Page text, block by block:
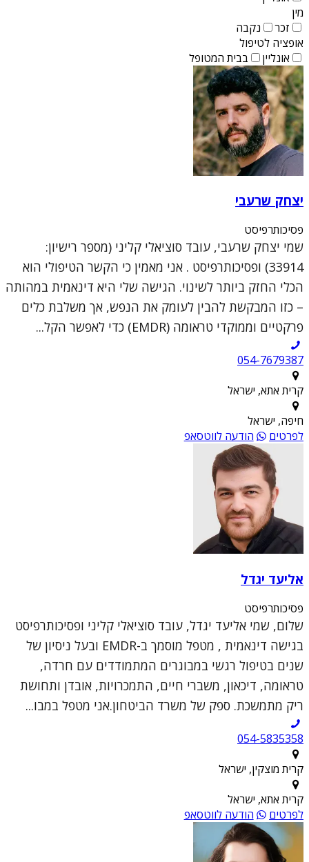
מין
זכר
נקבה
אופציה לטיפול
אונליין
בבית המטופל
יצחק שרעבי
פסיכותרפיסט
שמי יצחק שרעבי, עובד סוציאלי קליני (מספר רישיון:
33914) ופסיכותרפיסט . אני מאמין כי הקשר הטיפולי הוא
הכלי החזק ביותר לשינוי. הגישה שלי היא דינאמית במהותה
– כזו המבקשת להבין לעומק את הנפש, אך משלבת כלים
פרקטיים וממוקדי טראומה (EMDR) כדי לאפשר הקל...
054-7679387
קרית אתא, ישראל
חיפה, ישראל
לפרטים
הודעה לווטסאפ
אליעד יגדל
פסיכותרפיסט
שלום, שמי אליעד יגדל, עובד סוציאלי קליני ופסיכותרפיסט
בגישה דינאמית , מטפל מוסמך ב-EMDR ובעל ניסיון של
שנים בטיפול רגשי במבוגרים המתמודדים עם חרדה,
טראומה, דיכאון, משברי חיים, התמכרויות, אובדן ותחושת
ריק מתמשכת. ספק של משרד הביטחון.אני מטפל במבו...
054-5835358
קרית מוצקין, ישראל
קרית אתא, ישראל
לפרטים
הודעה לווטסאפ